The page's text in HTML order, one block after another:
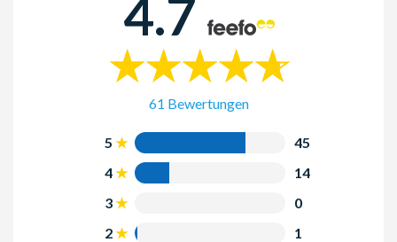
5th Avenue und 58th Street, vor dem Pulitzerbrunnen vor dem
4.7
61 Bewertungen
5
45
4
14
3
0
2
1